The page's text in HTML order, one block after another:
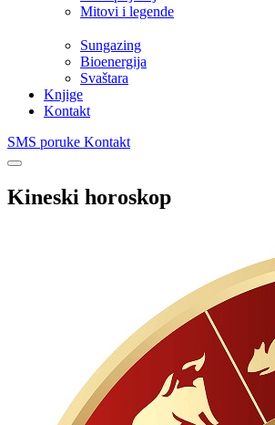
Mitovi i legende
Sungazing
Bioenergija
Svaštara
Knjige
Kontakt
SMS poruke Kontakt
Kineski horoskop